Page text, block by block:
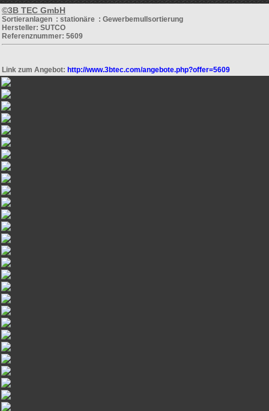
©3B TEC GmbH
Sortieranlagen : stationäre : Gewerbemullsortierung
Hersteller: SUTCO
Referenznummer: 5609
Link zum Angebot: http://www.3btec.com/angebote.php?offer=5609